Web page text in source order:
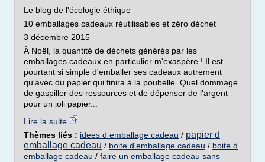
Le blog de l'écologie éthique
10 emballages cadeaux réutilisables et zéro déchet
3 décembre 2015
À Noël, la quantité de déchets générés par les
emballages cadeaux en particulier m'exaspère ! Il est
pourtant si simple d'emballer ses cadeaux autrement
qu'avec du papier qui finira à la poubelle. Quel dommage
de gaspiller des ressources et de dépenser de l'argent
pour un joli papier...
Lire la suite
Thèmes liés : idees d emballage cadeau / papier d
emballage cadeau / boite d'emballage cadeau / boite d
emballage cadeau / faire un emballage cadeau sans